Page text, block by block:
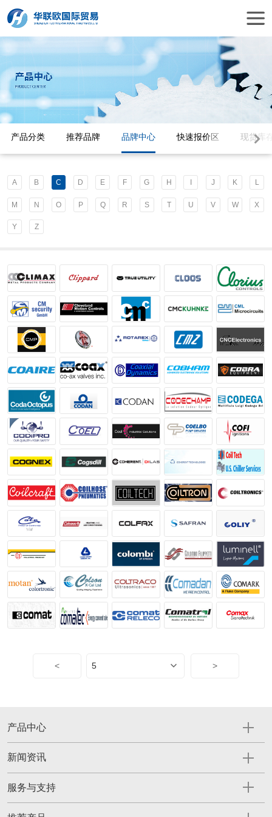
产品分类 推荐品牌 品牌中心 快速报价区 现货库
A B C D E F G H J K L
M N O P Q R S T U V W X
Y Z
< >
产品中心
新闻资讯
服务与支持